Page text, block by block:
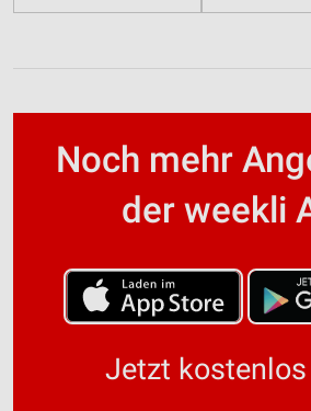
Noch mehr
der weekli
Jetzt kostenlos